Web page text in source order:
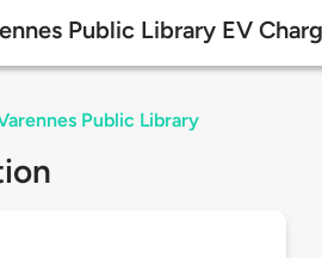
Public Library EV
Public Library